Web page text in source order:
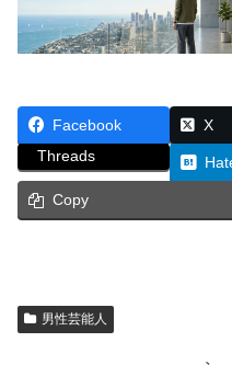
Facebook X
Threads
Copy
男性芸能人